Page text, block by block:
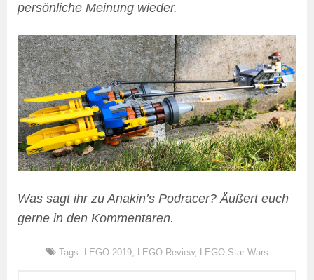
persönliche Meinung wieder.
Was sagt ihr zu Anakin’s Podracer? Äußert euch
gerne in den Kommentaren.
Tags: LEGO 2019, LEGO Review, LEGO Star Wars